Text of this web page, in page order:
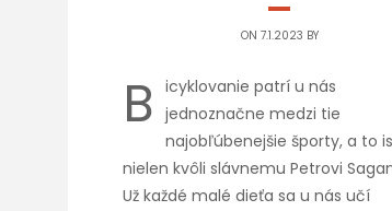
ON 7.1.2023 BY
B icyklovanie patrí u nás
jednoznačne medzi tie
najobľúbenejšie športy, a to
nielen kvôli slávnemu Petrovi
Už každé malé dieťa sa u nás učí